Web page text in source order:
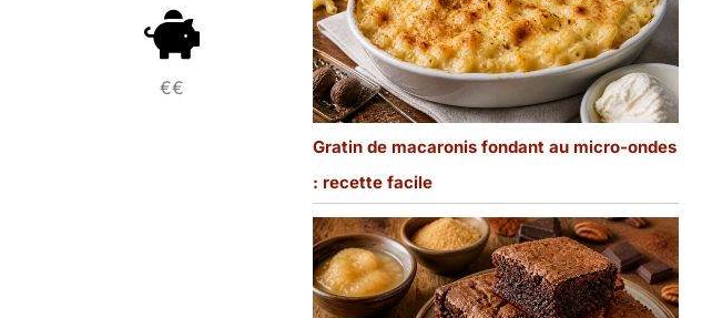
€€
Gratin de macaronis fondant au micro-ondes
: recette facile